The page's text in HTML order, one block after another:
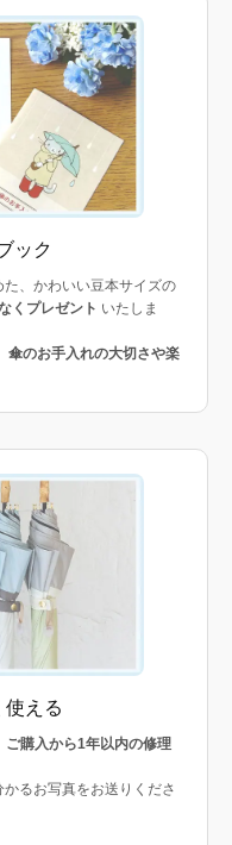
ック
、かわいい豆本サイズの
くプレゼント いたしま
傘のお手入れの大切さや楽
える
ご購入から1年以内の修理
るお写真をお送りくださ